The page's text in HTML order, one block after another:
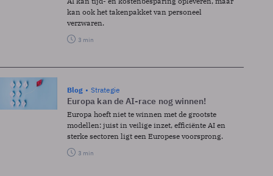
kan ook het takenpakket van personeel
verzwaren.
3 min
Blog Strategie
Europa kan de AI-race nog winnen!
Europa hoeft niet te winnen met de grootste
modellen: juist in veilige inzet, efficiënte AI en
sterke sectoren ligt een Europese voorsprong.
3 min